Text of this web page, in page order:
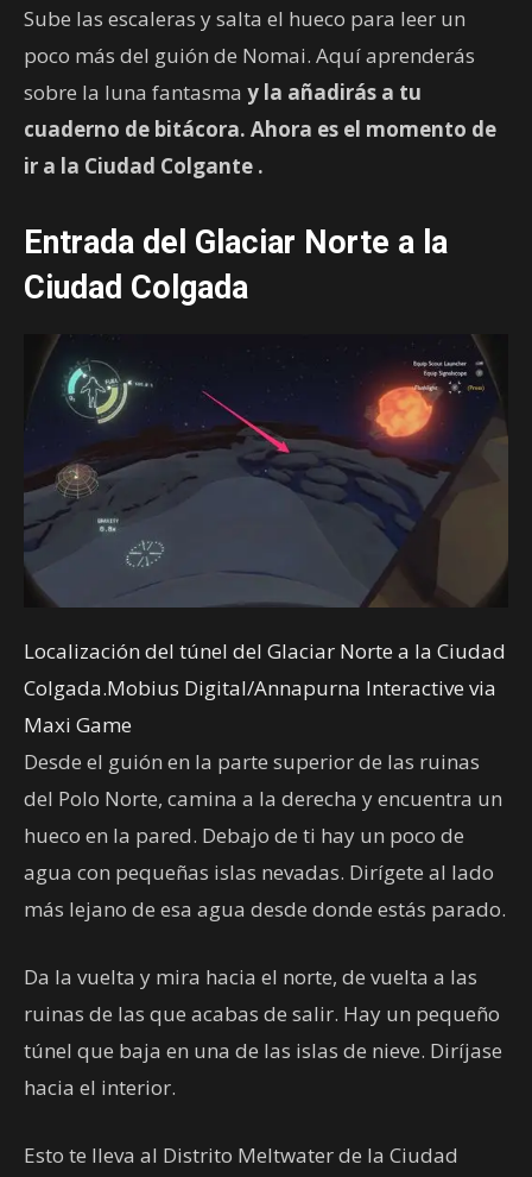
Sube las escaleras y salta el hueco para leer un
poco más del guión de Nomai. Aquí aprenderás
sobre la luna fantasma y la añadirás a tu
cuaderno de bitácora. Ahora es el momento de
ir a la Ciudad Colgante .
Entrada del Glaciar Norte a la
Ciudad Colgada
Localización del túnel del Glaciar Norte a la Ciudad
Colgada.Mobius Digital/Annapurna Interactive via
Maxi Game
Desde el guión en la parte superior de las ruinas
del Polo Norte, camina a la derecha y encuentra un
hueco en la pared. Debajo de ti hay un poco de
agua con pequeñas islas nevadas. Dirígete al lado
más lejano de esa agua desde donde estás parado.
Da la vuelta y mira hacia el norte, de vuelta a las
ruinas de las que acabas de salir. Hay un pequeño
túnel que baja en una de las islas de nieve. Diríjase
hacia el interior.
Esto te lleva al Distrito Meltwater de la Ciudad